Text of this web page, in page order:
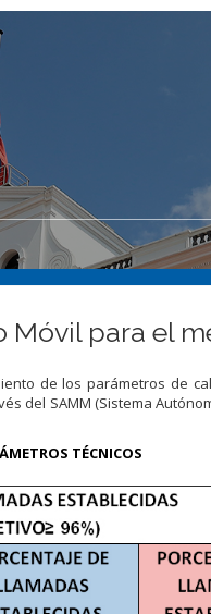
para el
de los parámetros de
del SAMM (Sistema
TÉCNICOS